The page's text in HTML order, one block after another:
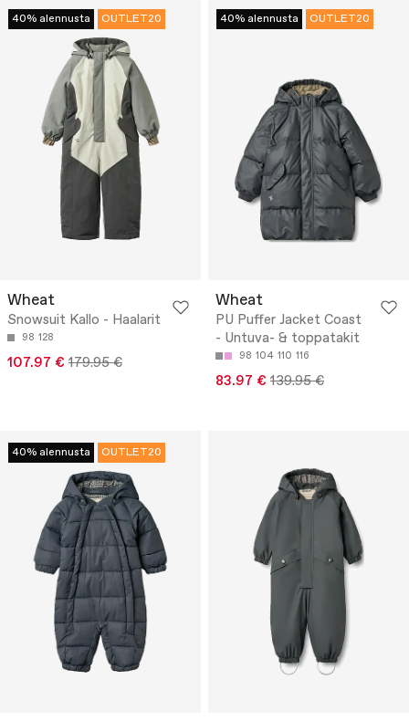
40% alennusta OUTLET20
Wheat
Snowsuit Kallo - Haalarit
98 128
107.97 € 179.95 €
40% alennusta OUTLET20
Wheat
PU Puffer Jacket Coast
- Untuva- & toppatakit
98 104 110 116
83.97 € 139.95 €
40% alennusta OUTLET20